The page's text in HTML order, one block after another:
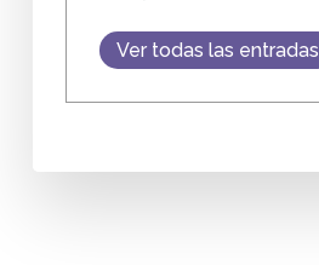
Ver todas las entradas